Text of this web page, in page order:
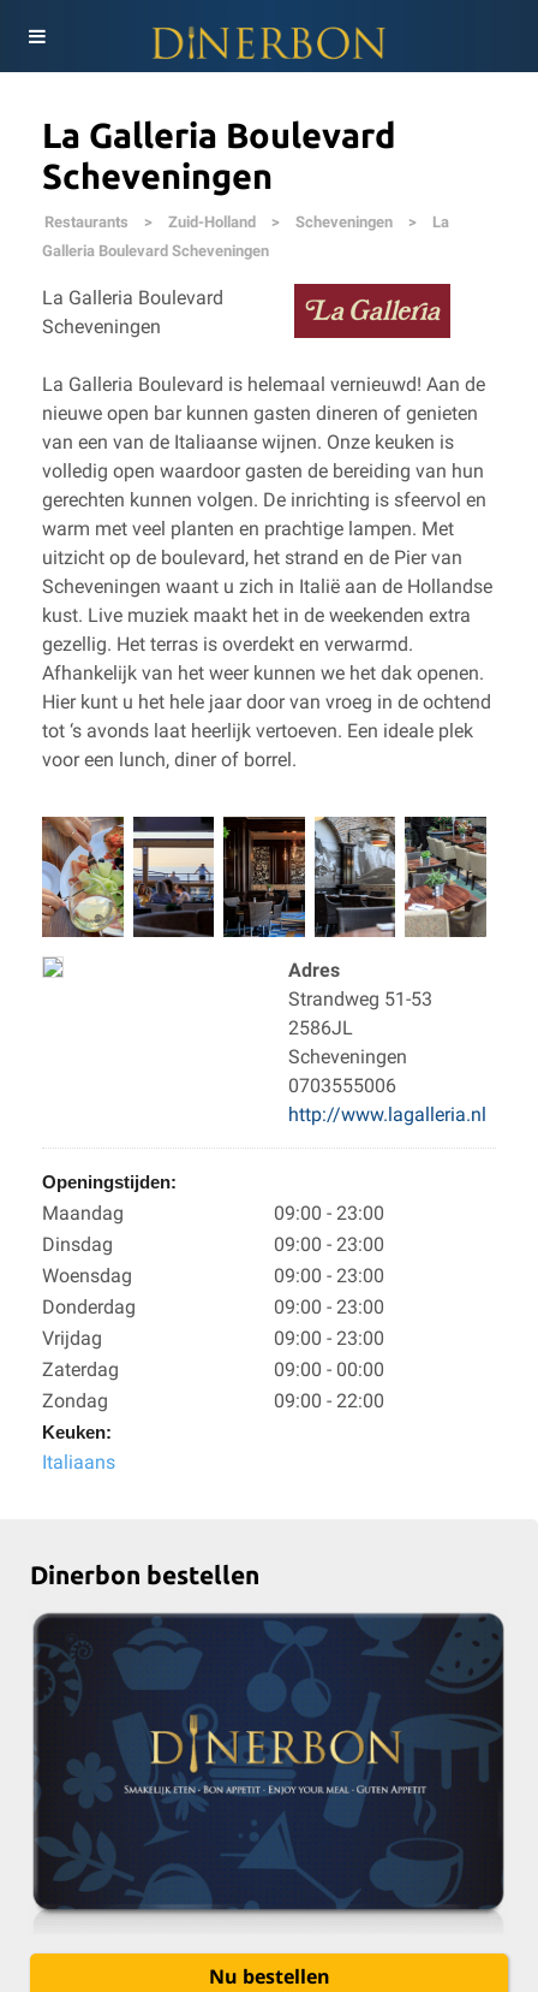
La Galleria Boulevard
Scheveningen
Restaurants > Zuid-Holland > Scheveningen >
La
Galleria Boulevard Scheveningen
La Galleria Boulevard
Scheveningen
La Galleria Boulevard is helemaal vernieuwd! Aan de
nieuwe open bar kunnen gasten dineren of genieten
van een van de Italiaanse wijnen. Onze keuken is
volledig open waardoor gasten de bereiding van hun
gerechten kunnen volgen. De inrichting is sfeervol en
warm met veel planten en prachtige lampen. Met
uitzicht op de boulevard, het strand en de Pier van
Scheveningen waant u zich in Italië aan de Hollandse
kust. Live muziek maakt het in de weekenden extra
gezellig. Het terras is overdekt en verwarmd.
Afhankelijk van het weer kunnen we het dak openen.
Hier kunt u het hele jaar door van vroeg in de ochtend
tot ‘s avonds laat heerlijk vertoeven. Een ideale plek
voor een lunch, diner of borrel.
Adres
Strandweg 51-53
2586JL
Scheveningen
0703555006
http://www.lagalleria.nl
Openingstijden:
Maandag
09:00 - 23:00
Dinsdag
09:00 - 23:00
Woensdag
09:00 - 23:00
Donderdag
09:00 - 23:00
Vrijdag
09:00 - 23:00
Zaterdag
09:00 - 00:00
Zondag
09:00 - 22:00
Keuken:
Italiaans
Dinerbon bestellen
Nu bestellen